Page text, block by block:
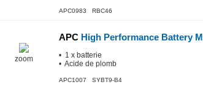
APC0983 RBC46
zoom
APC High Performance Battery
• 1 x batterie
• Acide de plomb
APC1007 SYBT9-B4